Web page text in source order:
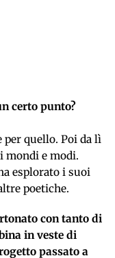
certo punto?
per quello. Poi da lì
mondi e modi.
esplorato i suoi
poetiche.
con tanto di
in veste di
passato a